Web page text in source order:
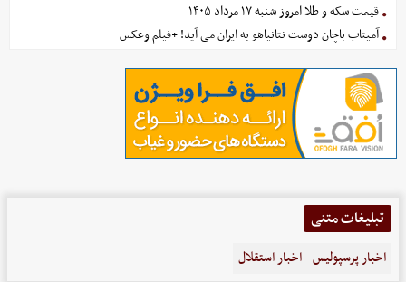
قیمت سکه و طلا امروز شنبه ۱۷ مرداد ۱۴۰۵
آمیتاب باچان دوست نتانیاهو به ایران می آید! +فیلم وعکس
تبلیغات متنی
اخبار پرسپولیس اخبار استقلال